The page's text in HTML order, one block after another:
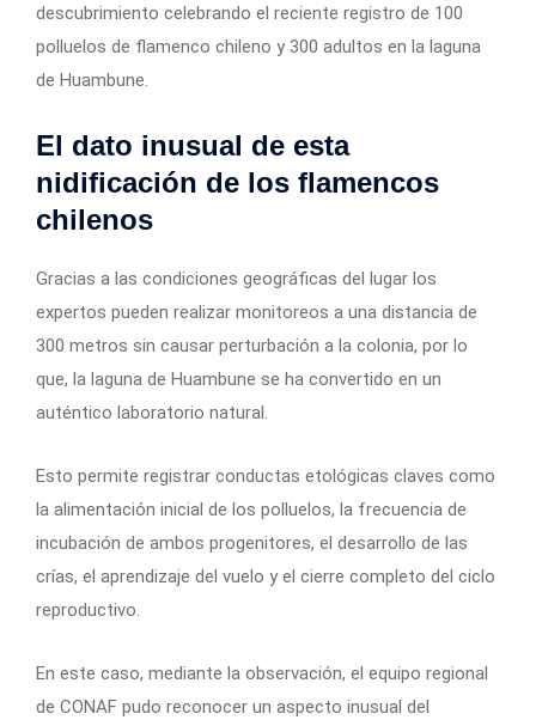
descubrimiento celebrando el reciente registro de 100
polluelos de flamenco chileno y 300 adultos en la laguna
de Huambune.
El dato inusual de esta
nidificación de los flamencos
chilenos
Gracias a las condiciones geográficas del lugar los
expertos pueden realizar monitoreos a una distancia de
300 metros sin causar perturbación a la colonia, por lo
que, la laguna de Huambune se ha convertido en un
auténtico laboratorio natural.
Esto permite registrar conductas etológicas claves como
la alimentación inicial de los polluelos, la frecuencia de
incubación de ambos progenitores, el desarrollo de las
crías, el aprendizaje del vuelo y el cierre completo del ciclo
reproductivo.
En este caso, mediante la observación, el equipo regional
de CONAF pudo reconocer un aspecto inusual del